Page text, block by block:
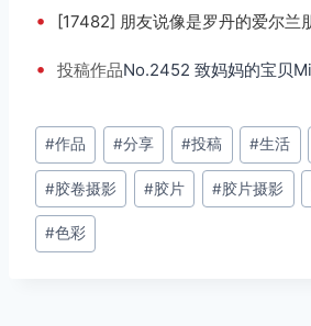
• [17482] 朋友说像是罗丹的爱尔兰
• 投稿作品No.2452 致妈妈的宝贝
文
章
标
签：
#作品 #分享 #投稿 #生活
#胶卷摄影 #胶片 #胶片摄影
#色彩